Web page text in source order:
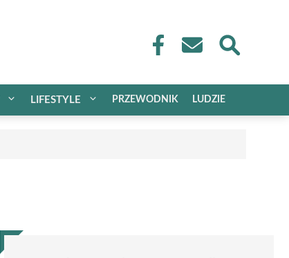
LIFESTYLE PRZEWODNIK LUDZIE